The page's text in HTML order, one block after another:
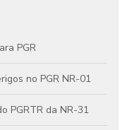
PGR
no PGR NR-01
PGRTR da NR-31